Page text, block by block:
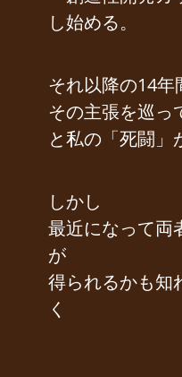
し始める。
それ以降の14年
その主張を巡っ
と私の「死闘」
しかし
最近になって両
が
得られるかも知
く